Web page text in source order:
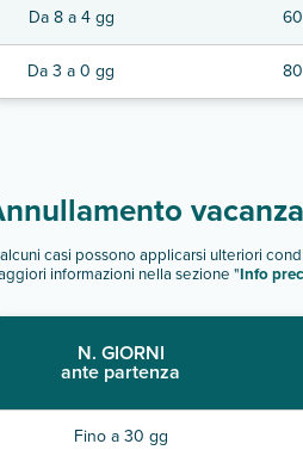
Da 8 a 4 gg
Da 3 a 0 gg
casi possono applicarsi ulteriori
informazioni nella sezione "Info
N. GIORNI
ante partenza
Fino a 30 gg